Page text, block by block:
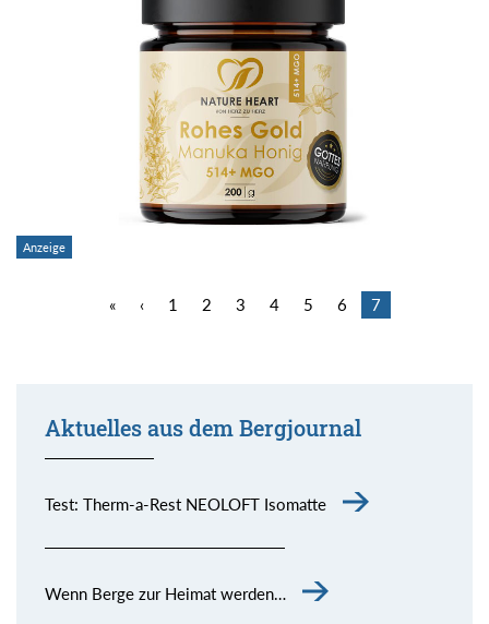
« ‹ 1 2 3 4 5 6 7
Aktuelles aus dem Bergjournal
Test: Therm-a-Rest NEOLOFT Isomatte
Wenn Berge zur Heimat werden…